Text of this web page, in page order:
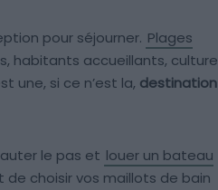
pour séjourner. Plages
habitants accueillants, culture
une, si ce n’est la, destination
le pas et louer un bateau
choisir vos maillots de bain